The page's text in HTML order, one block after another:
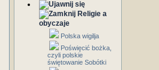
Religie a
obyczaje
Polska wigilja
Poświęcić bożka,
czyli polskie
świętowanie Sobótki